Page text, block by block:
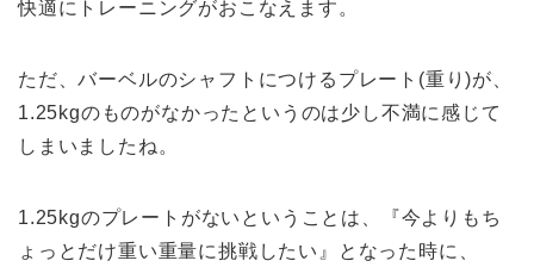
快適にトレーニングがおこなえます。
ただ、バーベルのシャフトにつけるプレート(重り)が、
1.25kgのものがなかったというのは少し不満に感じて
しまいましたね。
1.25kgのプレートがないということは、『今よりもち
ょっとだけ重い重量に挑戦したい』となった時に、